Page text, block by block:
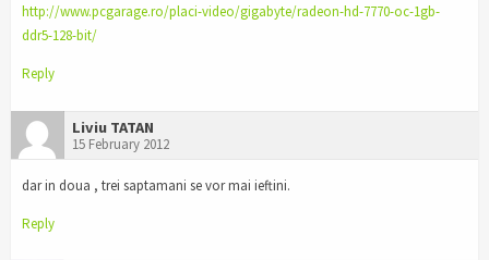
http://www.pcgarage.ro/placi-video/gigabyte/radeon-hd-7770-oc-1gb-
ddr5-128-bit/
Reply
Liviu TATAN
15 February 2012
dar in doua , trei saptamani se vor mai ieftini.
Reply